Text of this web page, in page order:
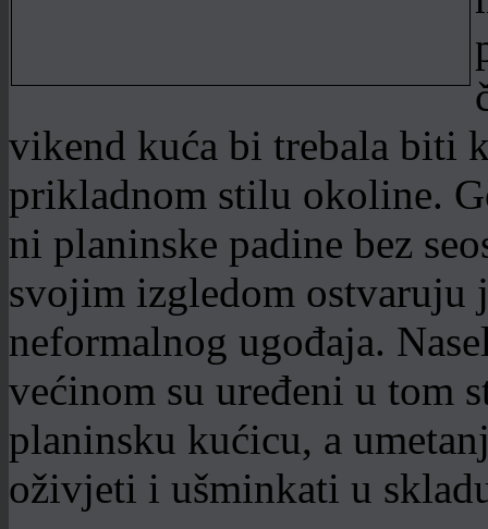
vikend kuća bi trebala biti
prikladnom stilu okoline.
ni planinske padine bez
svojim izgledom ostvaruju
neformalnog ugođaja.
većinom su uređeni u tom
planinsku kućicu, a
oživjeti i ušminkati u